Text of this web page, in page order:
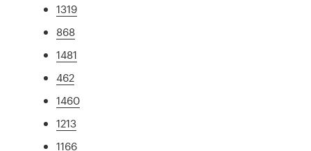
1319
868
1481
462
1460
1213
1166